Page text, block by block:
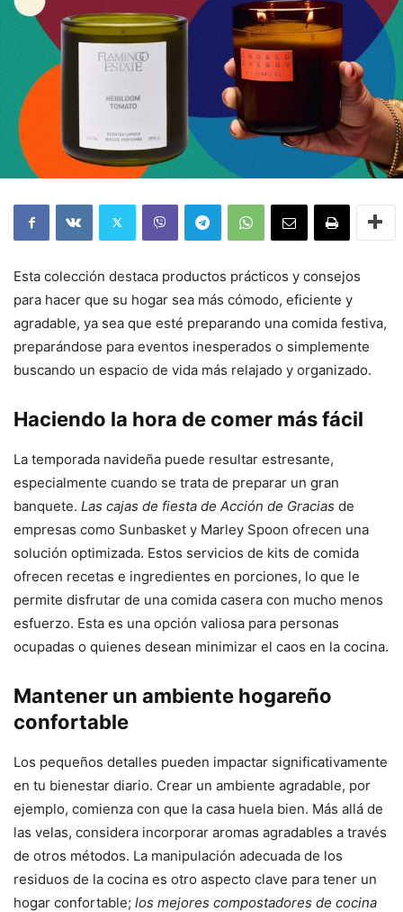
Esta colección destaca productos prácticos y consejos
para hacer que su hogar sea más cómodo, eficiente y
agradable, ya sea que esté preparando una comida festiva,
preparándose para eventos inesperados o simplemente
buscando un espacio de vida más relajado y organizado.
Haciendo la hora de comer más fácil
La temporada navideña puede resultar estresante,
especialmente cuando se trata de preparar un gran
banquete. Las cajas de fiesta de Acción de Gracias de
empresas como Sunbasket y Marley Spoon ofrecen una
solución optimizada. Estos servicios de kits de comida
ofrecen recetas e ingredientes en porciones, lo que le
permite disfrutar de una comida casera con mucho menos
esfuerzo. Esta es una opción valiosa para personas
ocupadas o quienes desean minimizar el caos en la cocina.
Mantener un ambiente hogareño
confortable
Los pequeños detalles pueden impactar significativamente
en tu bienestar diario. Crear un ambiente agradable, por
ejemplo, comienza con que la casa huela bien. Más allá de
las velas, considera incorporar aromas agradables a través
de otros métodos. La manipulación adecuada de los
residuos de la cocina es otro aspecto clave para tener un
hogar confortable; los mejores compostadores de cocina